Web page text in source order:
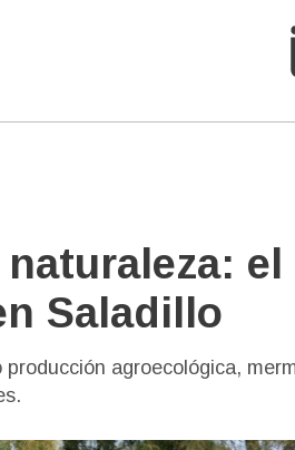
Saladillo
agroecológica,